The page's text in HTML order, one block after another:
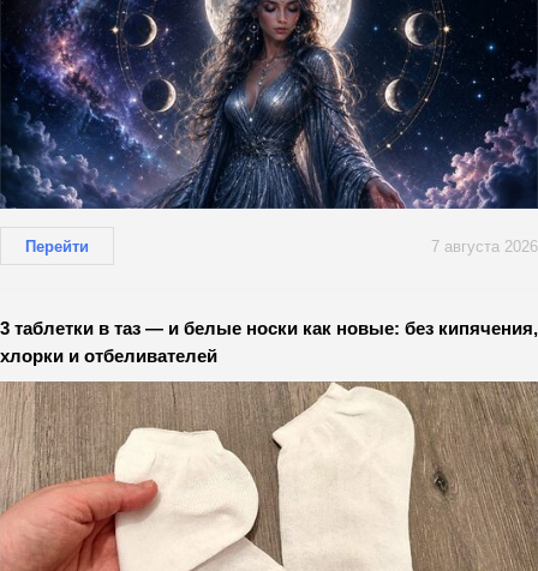
Перейти 7 августа 2026
3 таблетки в таз — и белые носки как новые: без кипячения,
хлорки и отбеливателей